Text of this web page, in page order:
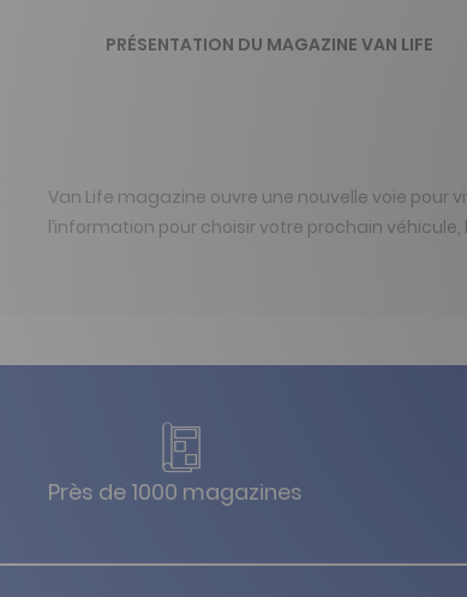
PRÉSENTATION DU MAGAZINE VAN LIFE
Van Life magazine ouvre une nouvelle voie
l’information pour choisir votre prochain
Près de 1000 magazines